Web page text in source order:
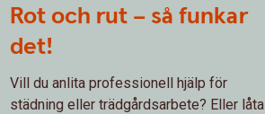
Rot och rut – så funkar
det!
Vill du anlita professionell hjälp för
städning eller trädgårdsarbete? Eller låta